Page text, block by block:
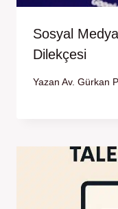
Sosyal
Dilekçesi
Yazan Av. Gürkan